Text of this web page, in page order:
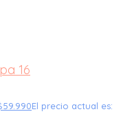
59.990El precio actual es: